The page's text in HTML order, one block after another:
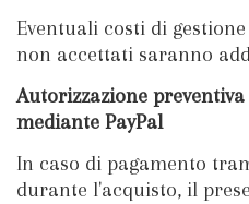
Eventuali costi di
non accettati saranno
Autorizzazione
mediante PayPal
In caso di pagamento
durante l'acquisto, il